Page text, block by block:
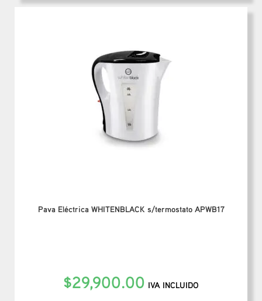
Pava Eléctrica WHITENBLACK s/termostato APWB17
$29,900.00 IVA INCLUIDO